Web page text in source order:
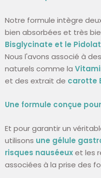
Notre formule intègre
bien absorbées et très
Bisglycinate et le
Nous l'avons associé à
naturels comme la
et des extrait de carotte
Une formule conçue
Et pour garantir un
utilisons une gélule
risques nauséeuxet les
associées à la prise des